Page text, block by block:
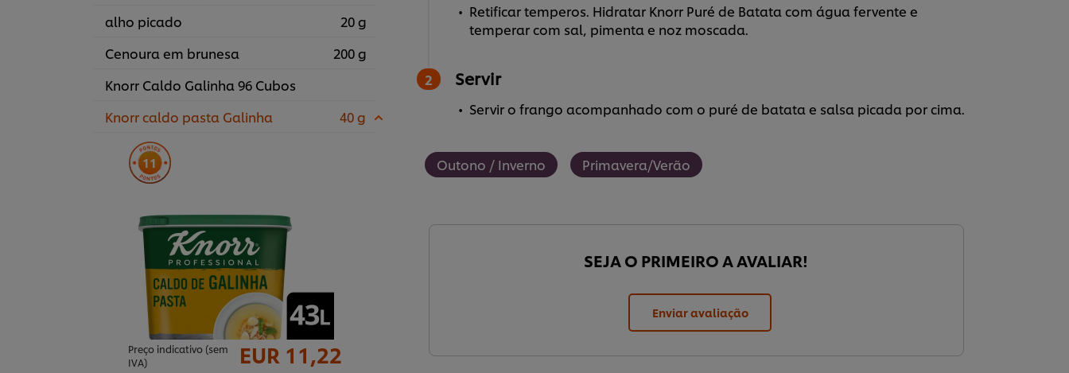
alho picado
20 g
Cenoura em brunesa
200 g
Knorr Caldo Galinha 96 Cubos
Knorr caldo pasta Galinha
40 g
11
Preço indicativo (sem
IVA)
EUR 11,22
Retificar temperos. Hidratar Knorr Puré de Batata com água fervente e
temperar com sal, pimenta e noz moscada.
Servir
Servir o frango acompanhado com o puré de batata e salsa picada por cima.
Outono / Inverno Primavera/Verão
SEJA O PRIMEIRO A AVALIAR!
Enviar avaliação